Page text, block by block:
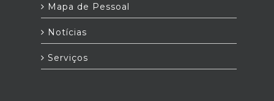
Mapa de Pessoal
Notícias
Serviços